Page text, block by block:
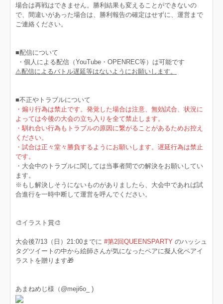
場合は再戦はできません。勝利結果も変えることができないの
で、間違いがあった場合は、勝利報告の確定はせずに、運営まで
ご連絡ください。
■配信について
・個人による配信（YouTube・OPENREC等）は可能です
⚠︎配信によるバトル遅延等はないようにお願いします。
■不正やトラブルについて
・煽り行為は禁止です。発覚した場合は注意、無効試合、状況に
よっては今後の大会の立ち入りを全て禁止します。
・馴れ合い行為もトラブルの原因に繋がることがあるためお控え
ください。
・試合は正々堂々勝負するようにお願いします。遅延行為は禁止
です。
・大会中のトラブルに関しては当事者間での解決をお願いしてい
ます。
※もし解決しそうにないものがありましたら、大会中であれば試
合進行を一時中断して運営を呼んでください。
🎨イラスト賞🎨
大会後7/13（日）21:00までに #第2回QUEENSPARTY のハッシュ
タグツイートの中から絵師さんが気になったペアに擬人化ペアイ
ラストを贈ります🎁
あまねめじ様（@meji6o_ )